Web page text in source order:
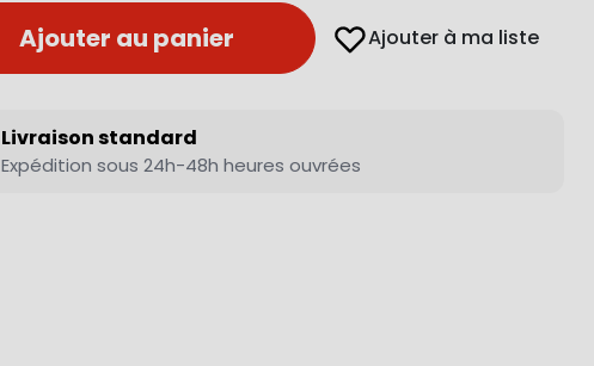
Ajouter au panier Ajouter à ma liste
Livraison standard
Expédition sous 24h-48h heures ouvrées